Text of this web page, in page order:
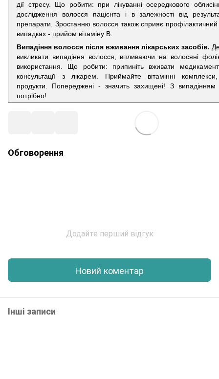
дії стресу. Що робити: при лікуванні осередкового
дослідження волосся пацієнта і в залежності від
препарати. Зростанню волосся також сприяє профілактичний
випадках - прийом вітаміну В.
Випадіння волосся після вживання лікарських засобів.
викликати випадіння волосся, впливаючи на волосяні
використання. Що робити: припиніть вживати
консультації з лікарем. Приймайте вітамінні
продукти. Попереджені - значить захищені! З
потрібно!
Обговорення
Додайте перший відгук
Новий коментар
Інші записи